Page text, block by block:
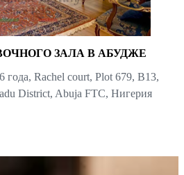
ЗАЛА В АБУДЖЕ
года, Rachel court, Plot 679, B13,
District, Abuja FTC, Нигерия